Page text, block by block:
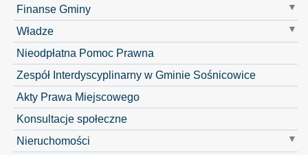
Finanse Gminy
Władze
Nieodpłatna Pomoc Prawna
Zespół Interdyscyplinarny w Gminie Sośnicowice
Akty Prawa Miejscowego
Konsultacje społeczne
Nieruchomości